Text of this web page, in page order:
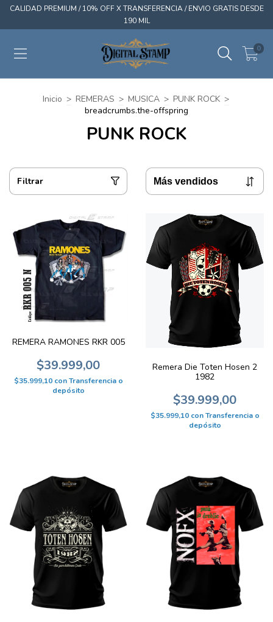
CALIDAD PREMIUM / 10% OFF X TRANSFERENCIA / ENVIO GRATIS DESDE
190 MIL
0
Inicio > REMERAS > MUSICA > PUNK ROCK >
breadcrumbs.the-offspring
PUNK ROCK
Filtrar
REMERA RAMONES RKR 005
$39.999,00
$35.999,10 con Transferencia o
depósito
Remera Die Toten Hosen 2
1982
$39.999,00
$35.999,10 con Transferencia o
depósito